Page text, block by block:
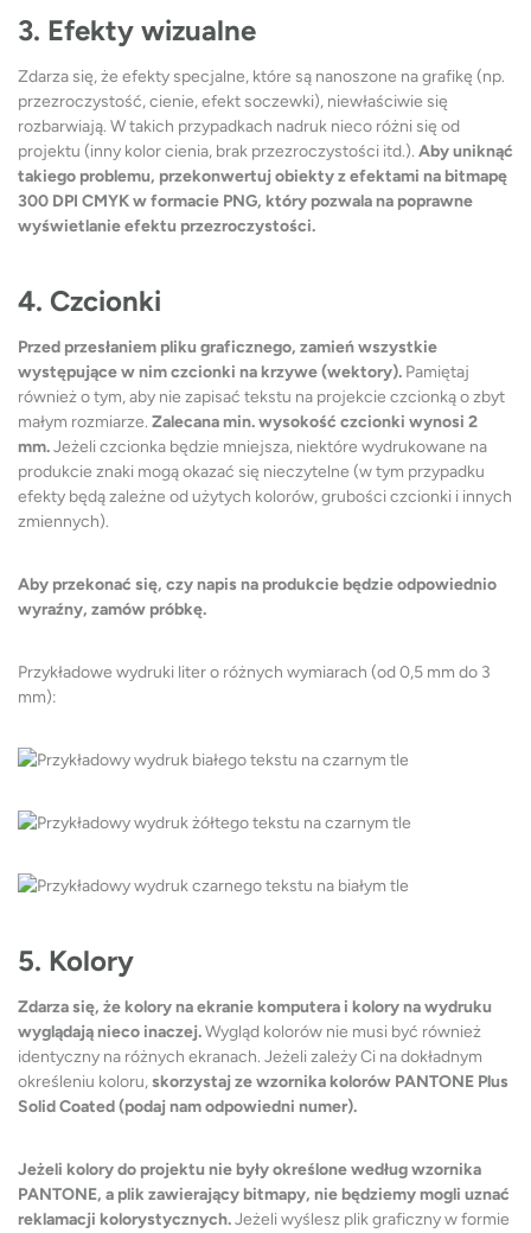
3. Efekty wizualne
Zdarza się, że efekty specjalne, które są nanoszone na grafikę (np.
przezroczystość, cienie, efekt soczewki), niewłaściwie się
rozbarwiają. W takich przypadkach nadruk nieco różni się od
projektu (inny kolor cienia, brak przezroczystości itd.). Aby uniknąć
takiego problemu, przekonwertuj obiekty z efektami na bitmapę
300 DPI CMYK w formacie PNG, który pozwala na poprawne
wyświetlanie efektu przezroczystości.
4. Czcionki
Przed przesłaniem pliku graficznego, zamień wszystkie
występujące w nim czcionki na krzywe (wektory). Pamiętaj
również o tym, aby nie zapisać tekstu na projekcie czcionką o zbyt
małym rozmiarze. Zalecana min. wysokość czcionki wynosi 2
mm.Jeżeli czcionka będzie mniejsza, niektóre wydrukowane na
produkcie znaki mogą okazać się nieczytelne (w tym przypadku
efekty będą zależne od użytych kolorów, grubości czcionki i innych
zmiennych).
Aby przekonać się, czy napis na produkcie będzie odpowiednio
wyraźny, zamów próbkę.
Przykładowe wydruki liter o różnych wymiarach (od 0,5 mm do 3
mm):
5. Kolory
Zdarza się, że kolory na ekranie komputera i kolory na wydruku
wyglądają nieco inaczej.Wygląd kolorów nie musi być również
identyczny na różnych ekranach. Jeżeli zależy Ci na dokładnym
określeniu koloru,skorzystaj ze wzornika kolorów PANTONE Plus
Solid Coated (podaj nam odpowiedni numer).
Jeżeli kolory do projektu nie były określone według wzornika
PANTONE, a plik zawierający bitmapy, nie będziemy mogli uznać
reklamacji kolorystycznych.Jeżeli wyślesz plik graficzny w formie